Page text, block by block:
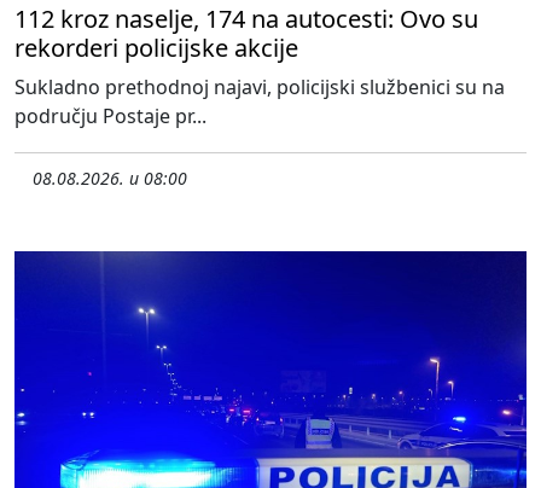
112 kroz naselje, 174 na autocesti: Ovo su
rekorderi policijske akcije
Sukladno prethodnoj najavi, policijski službenici su na
području Postaje pr...
08.08.2026. u 08:00